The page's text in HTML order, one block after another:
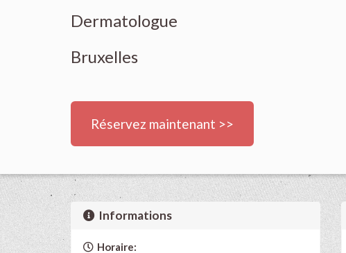
Dermatologue
Bruxelles
Réservez maintenant >>
Informations
Horaire: